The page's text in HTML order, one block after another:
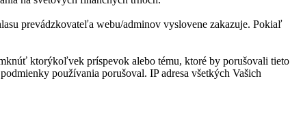
prevádzkovateľa webu/adminov vyslovene zakazuje. Pokiaľ
ktorýkoľvek príspevok alebo tému, ktoré by porušovali tieto
používania porušoval. IP adresa všetkých Vašich